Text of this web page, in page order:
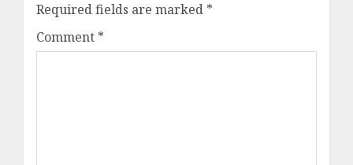
Required fields are marked *
Comment *